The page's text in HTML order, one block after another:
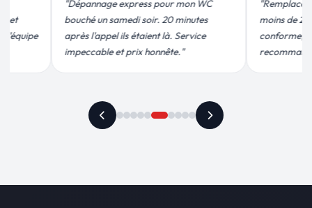
"Remplacement de mon chauffe-eau en
moins de 2h. Équipe très pro, devis
conforme, chantier propre. Je
recommande vivement."
"Un grand merci à
pour leur intervention
efficace. Fuite réparée
plus qu'honnête !"